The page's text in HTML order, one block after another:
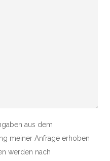
aus dem
meiner Anfrage erhoben
werden nach